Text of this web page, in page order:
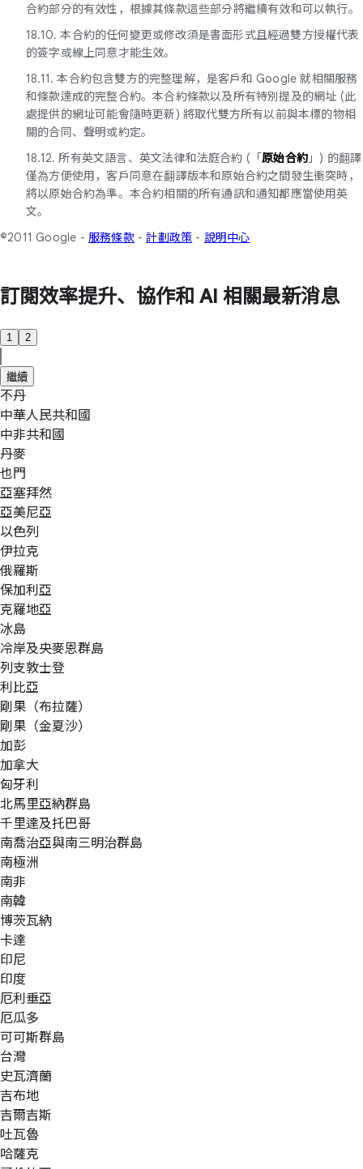
合約部分的有效性，根據其條款這些部分將繼續有效和可以執行。
18.10. 本合約的任何變更或修改須是書面形式且經過雙方授權代表
的簽字或線上同意才能生效。
18.11. 本合約包含雙方的完整理解，是客戶和 Google 就相關服務
和條款達成的完整合約。本合約條款以及所有特別提及的網址 (此
處提供的網址可能會隨時更新) 將取代雙方所有以前與本標的物相
關的合同、聲明或約定。
18.12. 所有英文語言、英文法律和法庭合約 (「原始合約 」) 的翻譯
僅為方便使用，客戶同意在翻譯版本和原始合約之間發生衝突時，
將以原始合約為準。本合約相關的所有通訊和通知都應當使用英
文。
©2011 Google - 服務條款-計劃政策 - 說明中心
訂閱效率提升、協作和 AI 相關最新消息
1 2
繼續
不丹
中華人民共和國
中非共和國
丹麥
也門
亞塞拜然
亞美尼亞
以色列
伊拉克
俄羅斯
保加利亞
克羅地亞
冰島
冷岸及央麥恩群島
列支敦士登
利比亞
剛果（布拉薩）
剛果（金夏沙）
加彭
加拿大
匈牙利
北馬里亞納群島
千里達及托巴哥
南喬治亞與南三明治群島
南極洲
南非
南韓
博茨瓦納
卡達
印尼
印度
厄利垂亞
厄瓜多
可可斯群島
台灣
史瓦濟蘭
吉布地
吉爾吉斯
吐瓦魯
哈薩克